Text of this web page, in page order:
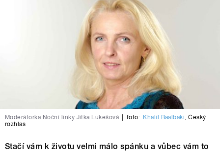
Moderátorka Noční linky Jitka Lukešová foto: Khalil Baalbaki,Český
rozhlas
Stačí vám k životu velmi málo spánku a vůbec vám to